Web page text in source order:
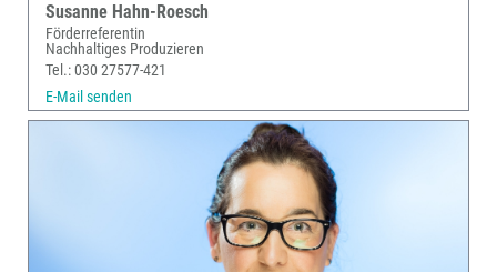
Susanne Hahn-Roesch
Förderreferentin
Nachhaltiges Produzieren
Tel.: 030 27577-421
E-Mail senden